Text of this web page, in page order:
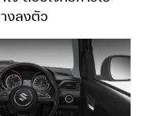
างลงตัว